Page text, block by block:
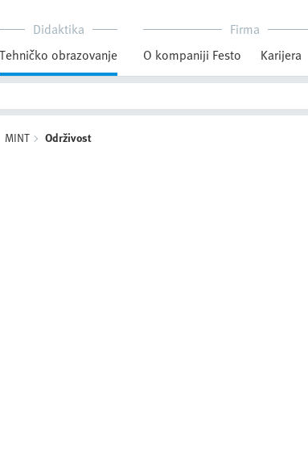
Didaktika
Tehničko obrazovanje
Firma
O kompaniji Festo
Karijera
MINT Održivost